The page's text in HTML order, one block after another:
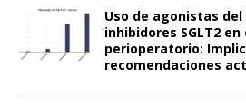
Uso de agonistas del
inhibidores SGLT2
perioperatorio:
recomendaciones